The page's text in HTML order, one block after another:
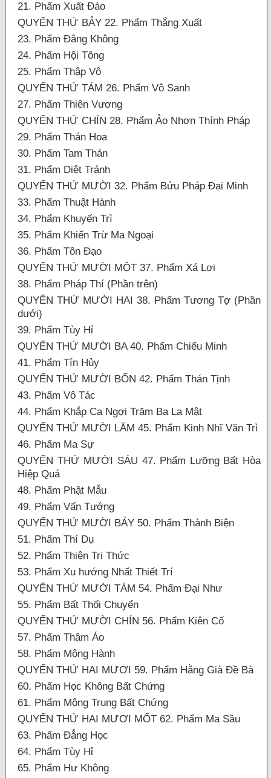
21. Phẩm Xuất Đáo
QUYỂN THỨ BẢY 22. Phẩm Thắng Xuất
23. Phẩm Đâng Không
24. Phẩm Hội Tông
25. Phẩm Thập Vô
QUYỂN THỨ TÁM 26. Phẩm Vô Sanh
27. Phẩm Thiên Vương
QUYỂN THỨ CHÍN 28. Phẩm Ảo Nhơn Thính Pháp
29. Phẩm Thán Hoa
30. Phẩm Tam Thán
31. Phẩm Diệt Tránh
QUYỂN THỨ MƯỜI 32. Phẩm Bửu Pháp Đại Minh
33. Phẩm Thuật Hành
34. Phẩm Khuyến Trì
35. Phẩm Khiển Trừ Ma Ngoại
36. Phẩm Tôn Đạo
QUYỂN THỨ MƯỜI MỘT 37. Phẩm Xá Lợi
38. Phẩm Pháp Thí (Phần trên)
QUYỂN THỨ MƯỜI HAI 38. Phẩm Tương Tợ (Phần
dưới)
39. Phẩm Tùy Hỉ
QUYỂN THỨ MƯỜI BA 40. Phẩm Chiếu Minh
41. Phẩm Tín Hủy
QUYỂN THỨ MƯỜI BỐN 42. Phẩm Thán Tịnh
43. Phẩm Vô Tác
44. Phẩm Khắp Ca Ngợi Trăm Ba La Mật
QUYỂN THỨ MƯỜI LĂM 45. Phẩm Kinh Nhĩ Văn Trì
46. Phẩm Ma Sự
QUYỂN THỨ MƯỜI SÁU 47. Phẩm Lưỡng Bất Hòa
Hiệp Quá
48. Phẩm Phật Mẫu
49. Phẩm Vấn Tướng
QUYỂN THỨ MƯỜI BẢY 50. Phẩm Thành Biện
51. Phẩm Thí Dụ
52. Phẩm Thiện Tri Thức
53. Phẩm Xu hướng Nhất Thiết Trí
QUYỂN THỨ MƯỜI TÁM 54. Phẩm Đại Như
55. Phẩm Bất Thối Chuyển
QUYỂN THỨ MƯỜI CHÍN 56. Phẩm Kiên Cố
57. Phẩm Thâm Áo
58. Phẩm Mộng Hành
QUYỂN THỨ HAI MƯƠI 59. Phẩm Hằng Già Đề Bà
60. Phẩm Học Không Bất Chứng
61. Phẩm Mộng Trung Bất Chứng
QUYỂN THỨ HAI MƯƠI MỐT 62. Phẩm Ma Sầu
63. Phẩm Đẳng Học
64. Phẩm Tùy Hỉ
65. Phẩm Hư Không